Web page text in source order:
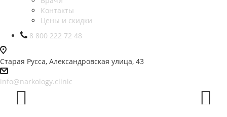
Контакты
Цены и скидки
8 800 222 72 48
Старая Русса, Александровская улица, 43
info@narkology.clinic